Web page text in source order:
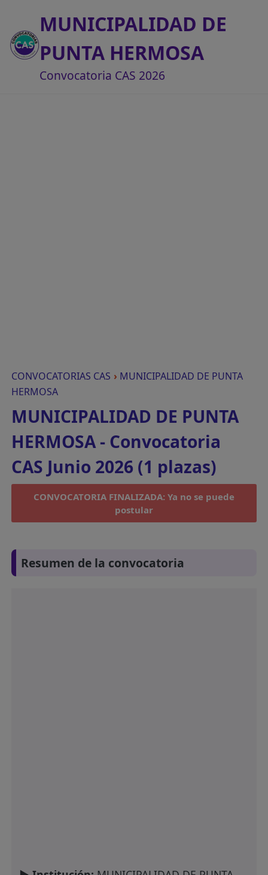
MUNICIPALIDAD DE
PUNTA HERMOSA
Convocatoria CAS 2026
CONVOCATORIAS CAS › MUNICIPALIDAD DE PUNTA
HERMOSA
MUNICIPALIDAD DE PUNTA
HERMOSA - Convocatoria
CAS Junio 2026 (1 plazas)
CONVOCATORIA FINALIZADA: Ya no se puede
postular
Resumen de la convocatoria